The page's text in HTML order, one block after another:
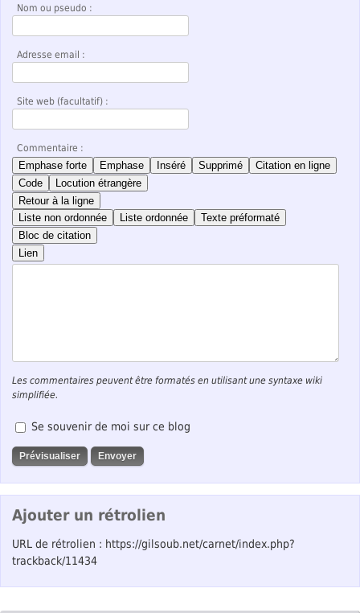
Nom ou pseudo :
Adresse email :
Site web (facultatif) :
Commentaire :
Emphase forte Emphase Inséré Supprimé
Citation en ligne
Code
Locution étrangère
Retour à la ligne
Liste non ordonnée
Liste ordonnée
Texte préformaté
Bloc de citation
Lien
Les commentaires peuvent être formatés en utilisant une syntaxe wiki
simplifiée.
Se souvenir de moi sur ce blog
Ajouter un rétrolien
URL de rétrolien : https://gilsoub.net/carnet/index.php?
trackback/11434